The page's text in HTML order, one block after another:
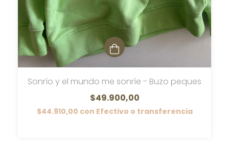
Sonrío y el mundo me sonríe - Buzo peques
$49.900,00
$44.910,00 con Efectivo o transferencia